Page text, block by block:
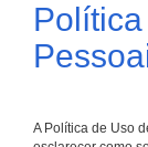
A Política de Uso